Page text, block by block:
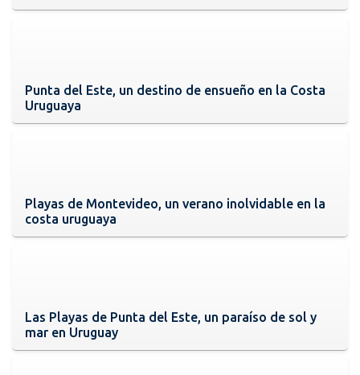
Punta del Este, un destino de ensueño en la Costa
Uruguaya
Playas de Montevideo, un verano inolvidable en la
costa uruguaya
Las Playas de Punta del Este, un paraíso de sol y
mar en Uruguay